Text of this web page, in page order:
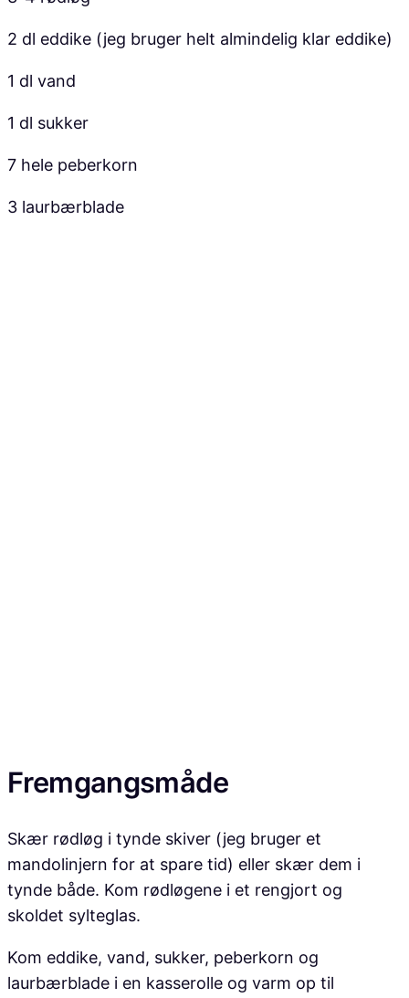
2 dl eddike (jeg bruger helt almindelig klar eddike)
1 dl vand
1 dl sukker
7 hele peberkorn
3 laurbærblade
Fremgangsmåde
Skær rødløg i tynde skiver (jeg bruger et
mandolinjern for at spare tid) eller skær dem i
tynde både. Kom rødløgene i et rengjort og
skoldet sylteglas.
Kom eddike, vand, sukker, peberkorn og
laurbærblade i en kasserolle og varm op til